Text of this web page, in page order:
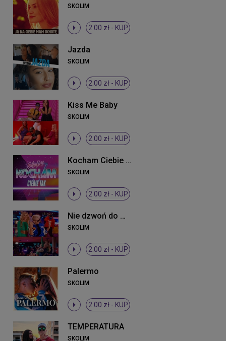
SKOLIM
2.00 zł - KUP
Jazda
SKOLIM
2.00 zł - KUP
Kiss Me Baby
SKOLIM
2.00 zł - KUP
Kocham Ciebie tak
SKOLIM
2.00 zł - KUP
Nie dzwoń do mnie mała
SKOLIM
2.00 zł - KUP
Palermo
SKOLIM
2.00 zł - KUP
TEMPERATURA
SKOLIM